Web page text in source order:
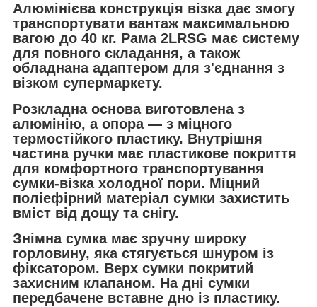
Алюмінієва конструкція візка дає змогу
транспортувати вантаж максимальною
вагою до 40 кг. Рама 2LRSG має систему
для повного складання, а також
обладнана адаптером для з'єднання з
візком супермаркету.
Розкладна основа виготовлена з
алюмінію, а опора — з міцного
термостійкого пластику. Внутрішня
частина ручки має пластикове покриття
для комфортного транспортування
сумки-візка холодної пори. Міцний
поліефірний матеріал сумки захистить
вміст від дощу та снігу.
Знімна сумка має зручну широку
горловину, яка стягується шнуром із
фіксатором. Верх сумки покритий
захисним клапаном. На дні сумки
передбачене вставне дно із пластику.